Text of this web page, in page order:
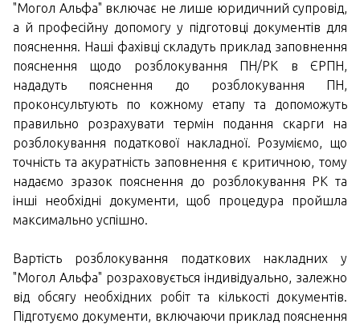
"Могол Альфа" включає не лише юридичний супровід,
а й професійну допомогу у підготовці документів для
пояснення. Наші фахівці складуть приклад заповнення
пояснення щодо розблокування ПН/РК в ЄРПН,
нададуть пояснення до розблокування ПН,
проконсультують по кожному етапу та допоможуть
правильно розрахувати термін подання скарги на
розблокування податкової накладної. Розуміємо, що
точність та акуратність заповнення є критичною, тому
надаємо зразок пояснення до розблокування РК та
інші необхідні документи, щоб процедура пройшла
максимально успішно.
Вартість розблокування податкових накладних у
"Могол Альфа" розраховується індивідуально, залежно
від обсягу необхідних робіт та кількості документів.
Підготуємо документи, включаючи приклад пояснення